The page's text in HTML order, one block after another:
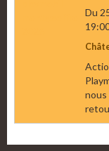
Du
nous